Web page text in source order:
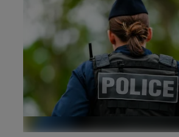
agriculteurs volontaires pour